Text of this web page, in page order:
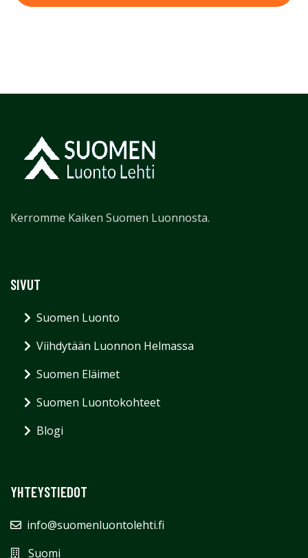
Kerromme Kaiken Suomen Luonnosta.
SIVUT
Suomen Luonto
Viihdytään Luonnon Helmassa
Suomen Eläimet
Suomen Luontokohteet
Blogi
YHTEYSTIEDOT
info@suomenluontolehti.fi
Suomi